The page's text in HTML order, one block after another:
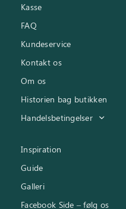
Kasse
FAQ
Kundeservice
Kontakt os
Om os
Historien bag butikken
Handelsbetingelser
Inspiration
Guide
Galleri
Facebook Side – følg os